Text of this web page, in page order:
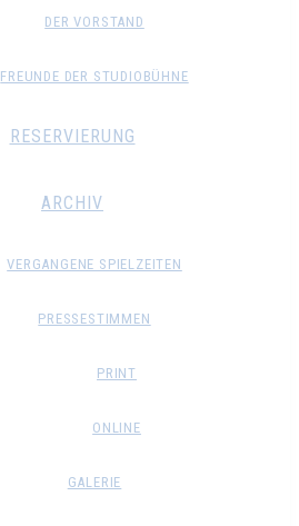
DER VORSTAND
FREUNDE DER STUDIOBÜHNE
RESERVIERUNG
ARCHIV
VERGANGENE SPIELZEITEN
PRESSESTIMMEN
PRINT
ONLINE
GALERIE